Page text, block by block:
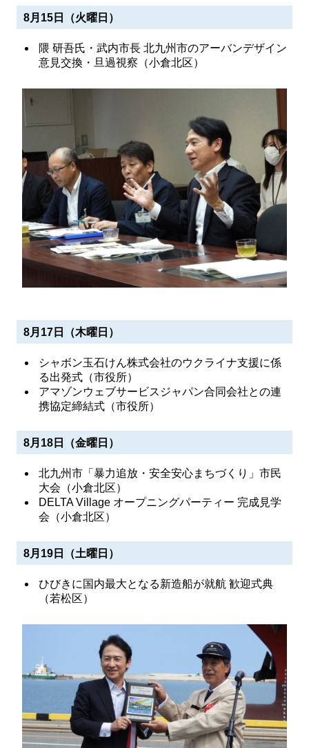
8月15日（火曜日）
隈 研吾氏・武内市長 北九州市のアーバンデザイン
意見交換・旦過視察（小倉北区）
8月17日（木曜日）
シャボン玉石けん株式会社のウクライナ支援に係
る出発式（市役所）
アマゾンウェブサービスジャパン合同会社との連
携協定締結式（市役所）
8月18日（金曜日）
北九州市「暴力追放・安全安心まちづくり」市民
大会（小倉北区）
DELTA Village オープニングパーティー 完成見学
会（小倉北区）
8月19日（土曜日）
ひびきに国内最大となる新造船が就航 歓迎式典
（若松区）